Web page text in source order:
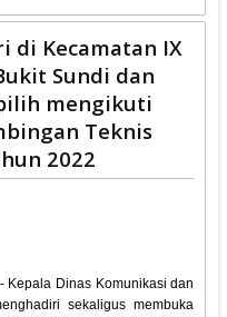
di Kecamatan IX
Sundi dan
mengikuti
Teknis
2022
- Kepala Dinas Komunikasi dan
sekaligus membuka